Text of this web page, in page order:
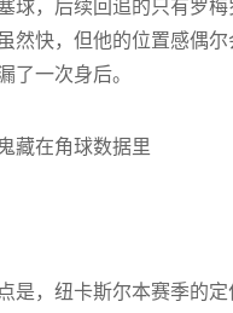
球，后续回追的只有罗梅
然快，但他的位置感偶尔
了一次身后。
藏在角球数据里
是，纽卡斯尔本赛季的